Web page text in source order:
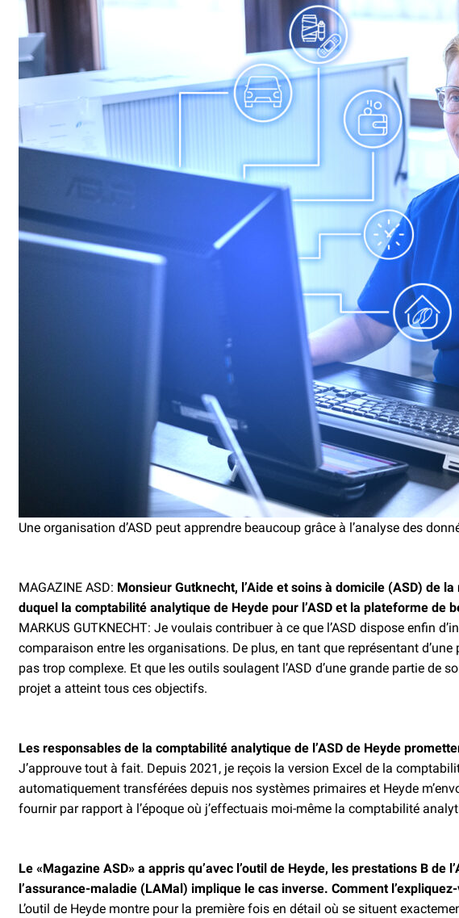
Une organisation d’ASD peut apprendre beaucoup grâce à l’analyse des
MAGAZINE ASD: Monsieur Gutknecht, l’Aide et soins à domicile (ASD) de
duquel la comptabilité analytique de Heyde pour l’ASD et la plateforme de
MARKUS GUTKNECHT: Je voulais contribuer à ce que l’ASD dispose enfin
comparaison entre les organisations. De plus, en tant que représentant
pas trop complexe. Et que les outils soulagent l’ASD d’une grande partie
projet a atteint tous ces objectifs.
Les responsables de la comptabilité analytique de l’ASD de Heyde
J’approuve tout à fait. Depuis 2021, je reçois la version Excel de la
automatiquement transférées ­depuis nos systèmes primaires et Heyde
fournir par rapport à l’époque où j’effectuais moi-même la comptabilité
Le «Magazine ASD» a appris qu’avec l’outil de Heyde, les prestations B
l’assurance-maladie (LAMal) implique le cas inverse. Comment
L’outil de Heyde montre pour la première fois en détail où se situent